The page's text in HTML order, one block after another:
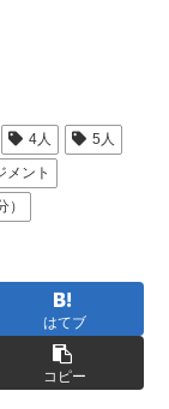
4人
5人
メント
）
はてブ
コピー